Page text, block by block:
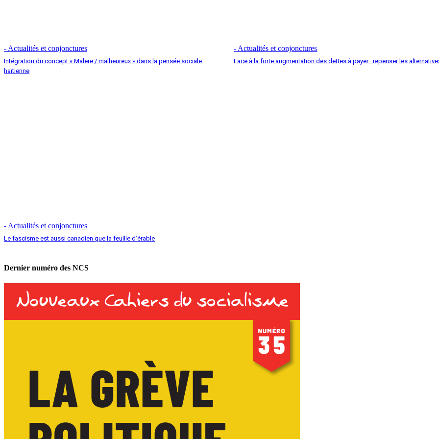
- Actualités et conjonctures
Intégration du concept « Malere / malheureux » dans la pensée sociale
haïtienne
- Actualités et conjonctures
Face à la forte augmentation des dettes à payer : repenser les
- Actualités et conjonctures
Le fascisme est aussi canadien que la feuille d’érable
Dernier numéro des NCS